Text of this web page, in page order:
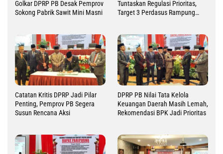
Golkar DPRP PB Desak Pemprov
Sokong Pabrik Sawit Mini Masni
Tuntaskan Regulasi Prioritas,
Target 3 Perdasus Rampung
Catatan Kritis DPRP Jadi Pilar
Penting, Pemprov PB Segera
Susun Rencana Aksi
DPRP PB Nilai Tata Kelola
Keuangan Daerah Masih Lemah,
Rekomendasi BPK Jadi Prioritas